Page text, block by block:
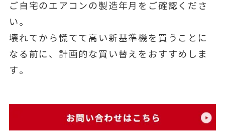
ご自宅のエアコンの製造年月をご確認くださ
い。
壊れてから慌てて高い新基準機を買うことに
なる前に、計画的な買い替えをおすすめしま
す。